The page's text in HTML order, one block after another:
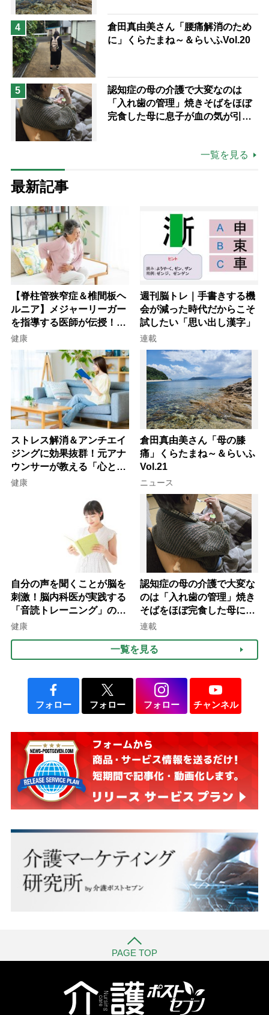
4
倉田真由美さん「腰痛解消のため
に」くらたまね～＆らいふVol.20
5
認知症の母の介護で大変なのは
「入れ歯の管理」焼きそばをほぼ
完食した母に息子が血の気が引い
一覧を見る
最新記事
【脊柱管狭窄症＆椎間板ヘ
ルニア】メジャーリーガー
を指導する医師が伝授！腰
痛を自力で治す運動療法4
健康
週刊脳トレ｜手書きする機
会が減った時代だからこそ
試したい「思い出し漢字」
連載
ストレス解消＆アンチエイ
ジングに効果抜群！元アナ
ウンサーが教える「心と体
を元気にする音読の習慣」
健康
倉田真由美さん「母の膝
痛」くらたまね～＆らいふ
Vol.21
ニュース
自分の声を聞くことが脳を
刺激！脳内科医が実践する
「音読トレーニング」の極
意
健康
認知症の母の介護で大変な
のは「入れ歯の管理」焼き
そばをほぼ完食した母に息
子が血の気が引いた理由
連載
一覧を見る
フォロー フォロー フォロー チャンネル
PAGE TOP